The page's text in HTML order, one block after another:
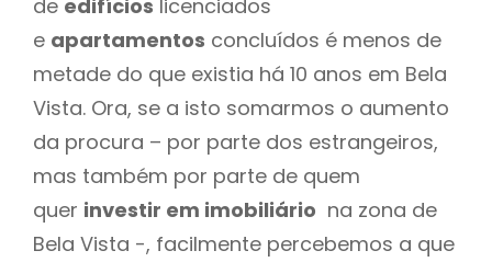
de edifícios licenciados
e apartamentos concluídos é menos de
metade do que existia há 10 anos em Bela
Vista. Ora, se a isto somarmos o aumento
da procura – por parte dos estrangeiros,
mas também por parte de quem
quer investir em imobiliário na zona de
Bela Vista -, facilmente percebemos a que